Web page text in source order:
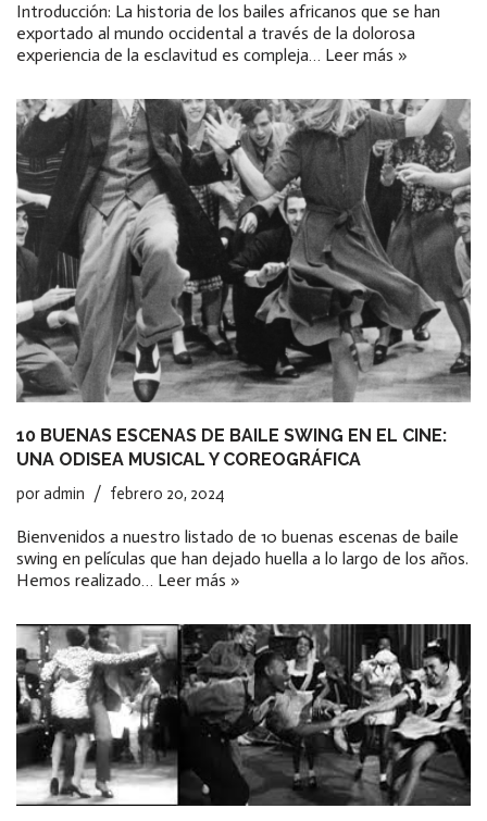
Introducción: La historia de los bailes africanos que se han
exportado al mundo occidental a través de la dolorosa
experiencia de la esclavitud es compleja… Leer más »
10 BUENAS ESCENAS DE BAILE SWING EN EL CINE:
UNA ODISEA MUSICAL Y COREOGRÁFICA
poradmin febrero 20, 2024
Bienvenidos a nuestro listado de 10 buenas escenas de baile
swing en películas que han dejado huella a lo largo de los años.
Hemos realizado… Leer más »